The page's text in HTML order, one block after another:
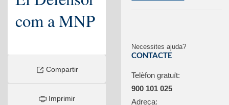
com a MNP
Compartir
Imprimir
Necessites ajuda?
CONTACTE
Telèfon gratuït:
900 101 025
Adreça: